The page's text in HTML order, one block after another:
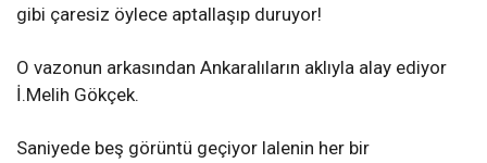
gibi çaresiz öylece aptallaşıp duruyor!
O vazonun arkasından Ankaralıların aklıyla alay ediyor
İ.Melih Gökçek.
Saniyede beş görüntü geçiyor lalenin her bir